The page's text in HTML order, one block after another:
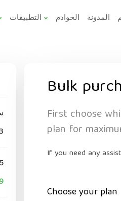
التطبيقات الخوادم المدونة
3
Bulk
First choose
plan for
If you need any
Choose your plan